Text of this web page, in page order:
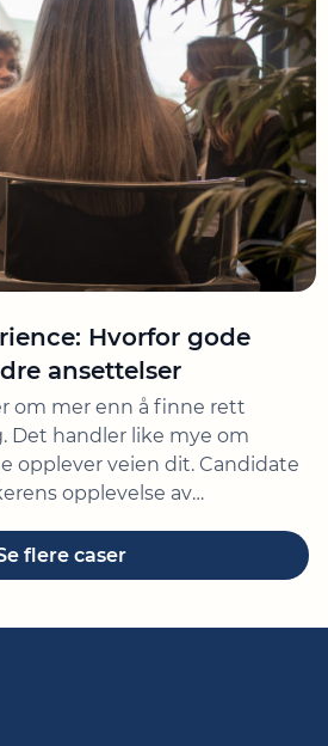
flere caser
Hvorfor gode
ansettelser
om mer enn å finne rett
Det handler like mye om
opplever veien dit. Candidate
opplevelse av
Både for de som takker
for virksomhetens omdømme